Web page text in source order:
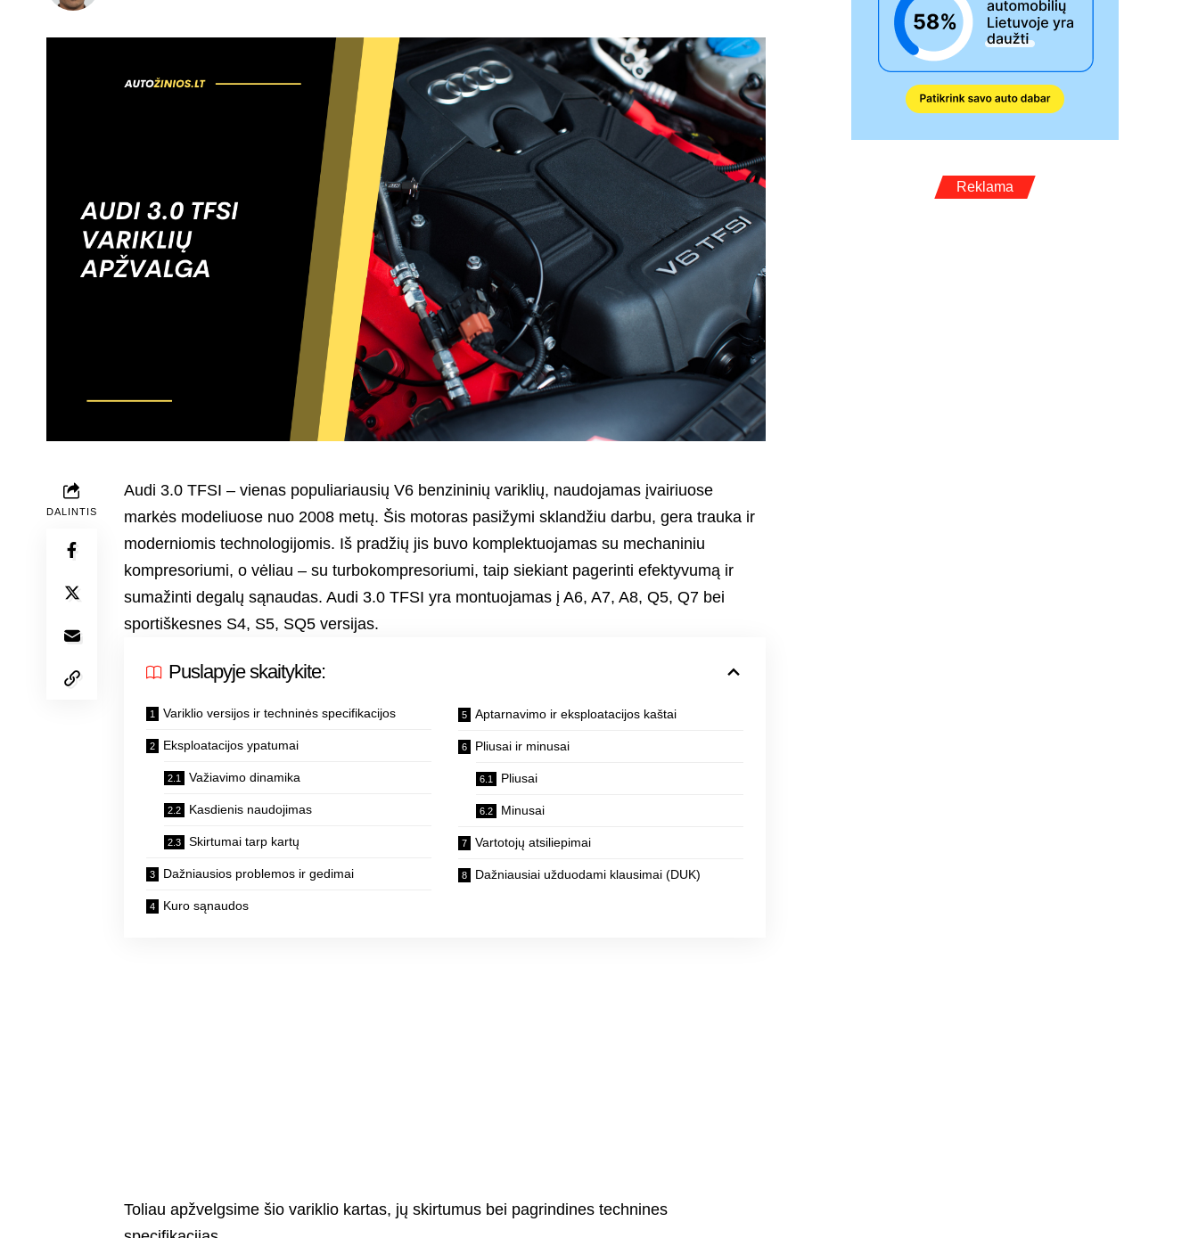
DALINTIS
Audi 3.0 TFSI – vienas populiariausių V6 benzininių variklių, naudojamas įvairiuose
markės modeliuose nuo 2008 metų. Šis motoras pasižymi sklandžiu darbu, gera trauka ir
moderniomis technologijomis. Iš pradžių jis buvo komplektuojamas su mechaniniu
kompresoriumi, o vėliau – su turbokompresoriumi, taip siekiant pagerinti efektyvumą ir
sumažinti degalų sąnaudas. Audi 3.0 TFSI yra montuojamas į A6, A7, A8, Q5, Q7 bei
sportiškesnes S4, S5, SQ5 versijas.
Puslapyje skaitykite:
Variklio versijos ir techninės specifikacijos
Eksploatacijos ypatumai
Važiavimo dinamika
Kasdienis naudojimas
Skirtumai tarp kartų
Dažniausios problemos ir gedimai
Kuro sąnaudos
Aptarnavimo ir eksploatacijos kaštai
Pliusai ir minusai
Pliusai
Minusai
Vartotojų atsiliepimai
Dažniausiai užduodami klausimai (DUK)
Toliau apžvelgsime šio variklio kartas, jų skirtumus bei pagrindines technines
Reklama